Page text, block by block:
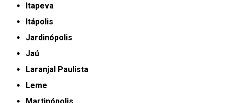
Itapeva
Itápolis
Jardinópolis
Jaú
Laranjal Paulista
Leme